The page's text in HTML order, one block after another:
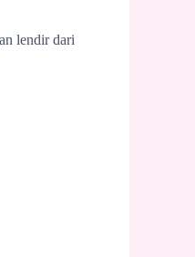
lendir dari